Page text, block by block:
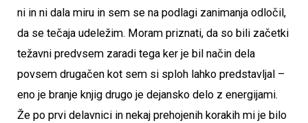
ni in ni dala miru in sem se na podlagi zanimanja odločil,
da se tečaja udeležim. Moram priznati, da so bili začetki
težavni predvsem zaradi tega ker je bil način dela
povsem drugačen kot sem si sploh lahko predstavljal –
eno je branje knjig drugo je dejansko delo z energijami.
Že po prvi delavnici in nekaj prehojenih korakih mi je bilo